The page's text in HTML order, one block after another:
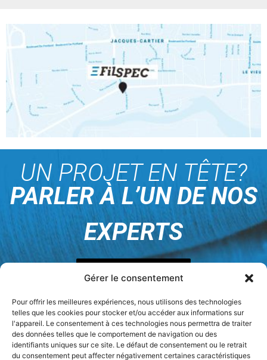
Gérer le consentement
Pour offrir les meilleures expériences, nous utilisons des technologies
telles que les cookies pour stocker et/ou accéder aux informations sur
l'appareil. Le consentement à ces technologies nous permettra de traiter
des données telles que le comportement de navigation ou des
identifiants uniques sur ce site. Le défaut de consentement ou le retrait
du consentement peut affecter négativement certaines caractéristiques
UN PROJET EN TÊTE?
PARLER À L’UN DE NOS
EXPERTS
SUIVEZ-NOUS